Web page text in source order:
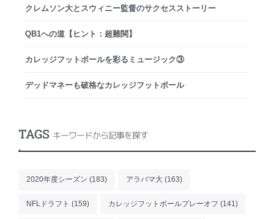
クレムソン大とスウィニー監督のサクセスストーリー
QB1への道【ヒント：超難関】
カレッジフットボールを彩るミュージック③
デッドマネーも破格なカレッジフットボール
TAGS キーワードから記事を探す
.
2020年度シーズン (183) アラバマ大 (163)
NFLドラフト (159) カレッジフットボールプレーオフ (141)